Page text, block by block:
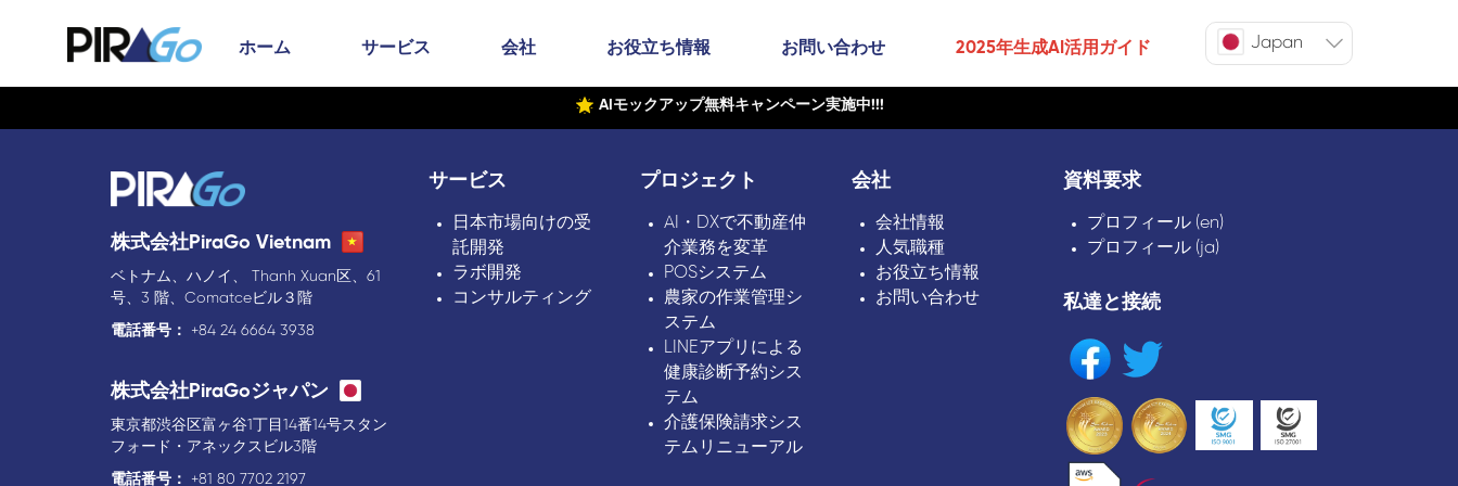
ホーム サービス 会社 お役立ち情報 お問い合わせ 2025年生成AI活用ガイド Japan
AIモックアップ無料キャンペーン実施中!!!
株式会社PiraGo Vietnam
ベトナム、ハノイ、 Thanh Xuan区、61
号、3 階、Comatceビル３階
電話番号：
+84 24 6664 3938
株式会社PiraGoジャパン
東京都渋谷区富ヶ谷1丁目14番14号スタン
フォード・アネックスビル3階
電話番号：
+81 80 7702 2197
サービス
日本市場向けの受
託開発
ラボ開発
コンサルティング
プロジェクト
AI・DXで不動産仲
介業務を変革
POSシステム
農家の作業管理シ
ステム
LINEアプリによる
健康診断予約シス
テム
介護保険請求シス
テムリニューアル
会社
会社情報
人気職種
お役立ち情報
お問い合わせ
資料要求
プロフィール (en)
プロフィール (ja)
私達と接続